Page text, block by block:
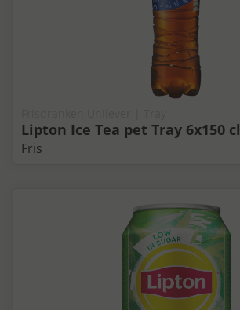
Lipton Ice Tea pet Tray 6x150 cl
Fris